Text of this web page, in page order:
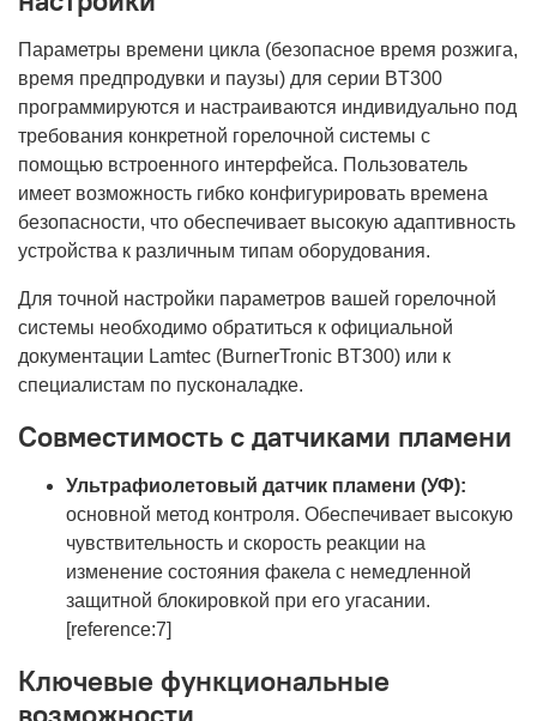
Параметры времени цикла (безопасное время розжига,
время предпродувки и паузы) для серии BT300
программируются и настраиваются индивидуально под
требования конкретной горелочной системы с
помощью встроенного интерфейса. Пользователь
имеет возможность гибко конфигурировать времена
безопасности, что обеспечивает высокую адаптивность
устройства к различным типам оборудования.
Для точной настройки параметров вашей горелочной
системы необходимо обратиться к официальной
документации Lamtec (BurnerTronic BT300) или к
специалистам по пусконаладке.
Совместимость с датчиками пламени
Ультрафиолетовый датчик пламени (УФ):
основной метод контроля. Обеспечивает высокую
чувствительность и скорость реакции на
изменение состояния факела с немедленной
защитной блокировкой при его угасании.
[reference:7]
Ключевые функциональные